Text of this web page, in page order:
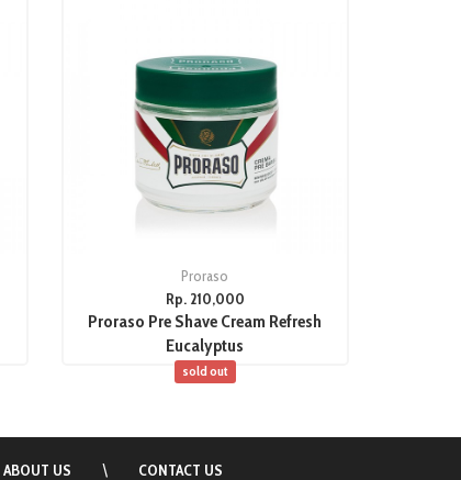
Proraso
Rp. 210,000
Proraso Pre Shave Cream Refresh
Eucalyptus
sold out
ABOUT US \ CONTACT US